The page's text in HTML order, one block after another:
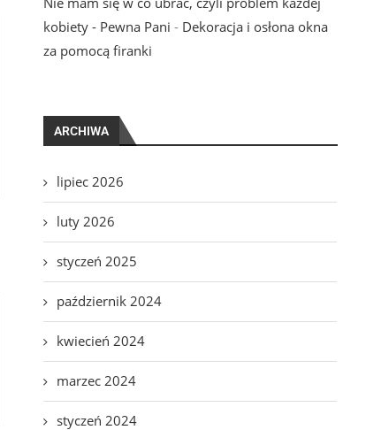
kobiety - Pewna Pani - Dekoracja i osłona okna
za pomocą firanki
ARCHIWA
lipiec 2026
luty 2026
styczeń 2025
październik 2024
kwiecień 2024
marzec 2024
styczeń 2024